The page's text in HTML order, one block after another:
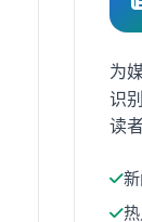
为
识
读